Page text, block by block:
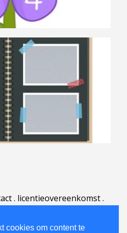
cookies om content te
. licentieovereenkomst.
| Português